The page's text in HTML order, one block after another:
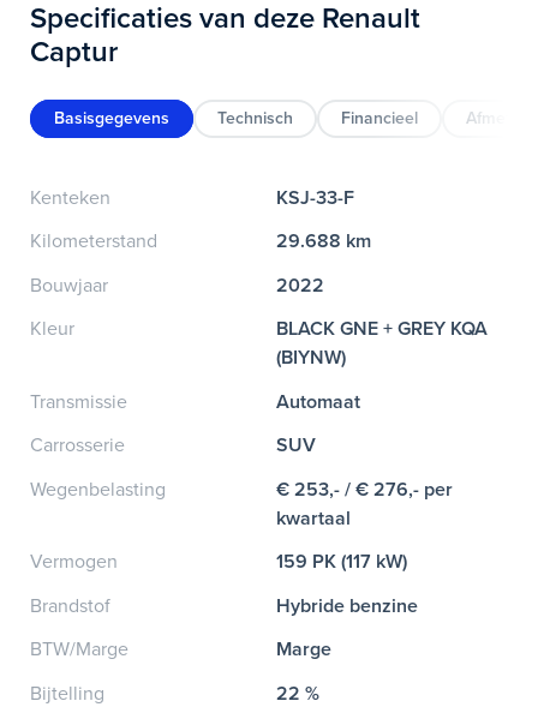
Specificaties van deze Renault
Captur
Basisgegevens Technisch Financieel
Kenteken
KSJ-33-F
Kilometerstand
29.688 km
Bouwjaar
2022
Kleur
BLACK GNE + GREY KQA
(BIYNW)
Transmissie
Automaat
Carrosserie
SUV
Wegenbelasting
€ 253,- / € 276,- per
kwartaal
Vermogen
159 PK (117 kW)
Brandstof
Hybride benzine
BTW/Marge
Marge
Bijtelling
22 %